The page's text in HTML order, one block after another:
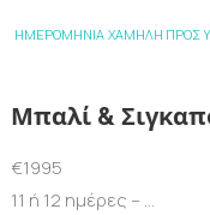
ΗΜΕΡΟΜΗΝΙΑ ΧΑΜΗΛΗ ΠΡΟΣ
Μπαλί &
€1995
11 ή 12 ημέρες – …